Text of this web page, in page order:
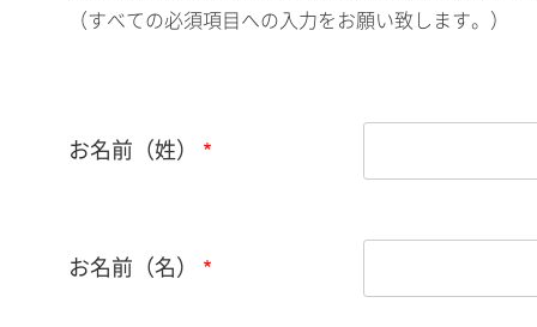
（すべての必須項目への入力をお願い致します。）
お名前（姓）
お名前（名）